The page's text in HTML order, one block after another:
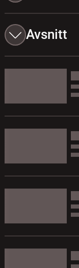
Avsnitt